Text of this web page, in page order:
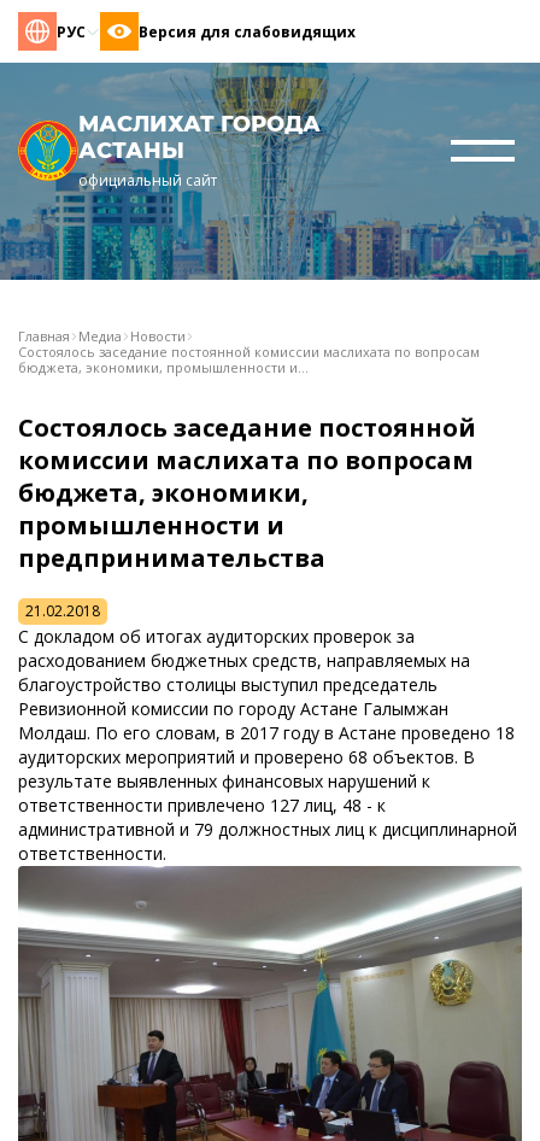
РУС Версия для слабовидящих
МАСЛИХАТ ГОРОДА
АСТАНЫ
официальный сайт
Главная Медиа Новости
Состоялось заседание постоянной комиссии маслихата по вопросам
бюджета, экономики, промышленности и...
Состоялось заседание постоянной
комиссии маслихата по вопросам
бюджета, экономики,
промышленности и
предпринимательства
21.02.2018
С докладом об итогах аудиторских проверок за
расходованием бюджетных средств, направляемых на
благоустройство столицы выступил председатель
Ревизионной комиссии по городу Астане Галымжан
Молдаш. По его словам, в 2017 году в Астане проведено 18
аудиторских мероприятий и проверено 68 объектов. В
результате выявленных финансовых нарушений к
ответственности привлечено 127 лиц, 48 - к
административной и 79 должностных лиц к дисциплинарной
ответственности.